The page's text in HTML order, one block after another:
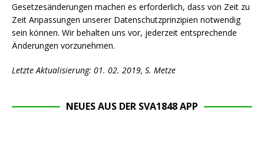
Gesetzesänderungen machen es erforderlich, dass von Zeit zu
Zeit Anpassungen unserer Datenschutzprinzipien notwendig
sein können. Wir behalten uns vor, jederzeit entsprechende
Änderungen vorzunehmen.
Letzte Aktualisierung: 01. 02. 2019, S. Metze
NEUES AUS DER SVA1848 APP